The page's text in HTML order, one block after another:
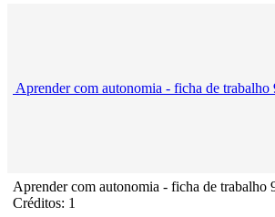
Aprender com autonomia - ficha de trabalho
Aprender com autonomia - ficha de trabalho
Créditos: 1